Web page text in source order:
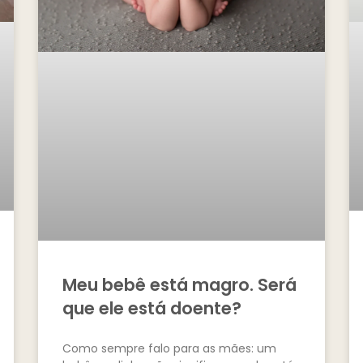
Meu bebê está magro. Será
que ele está doente?
Como sempre falo para as mães: um